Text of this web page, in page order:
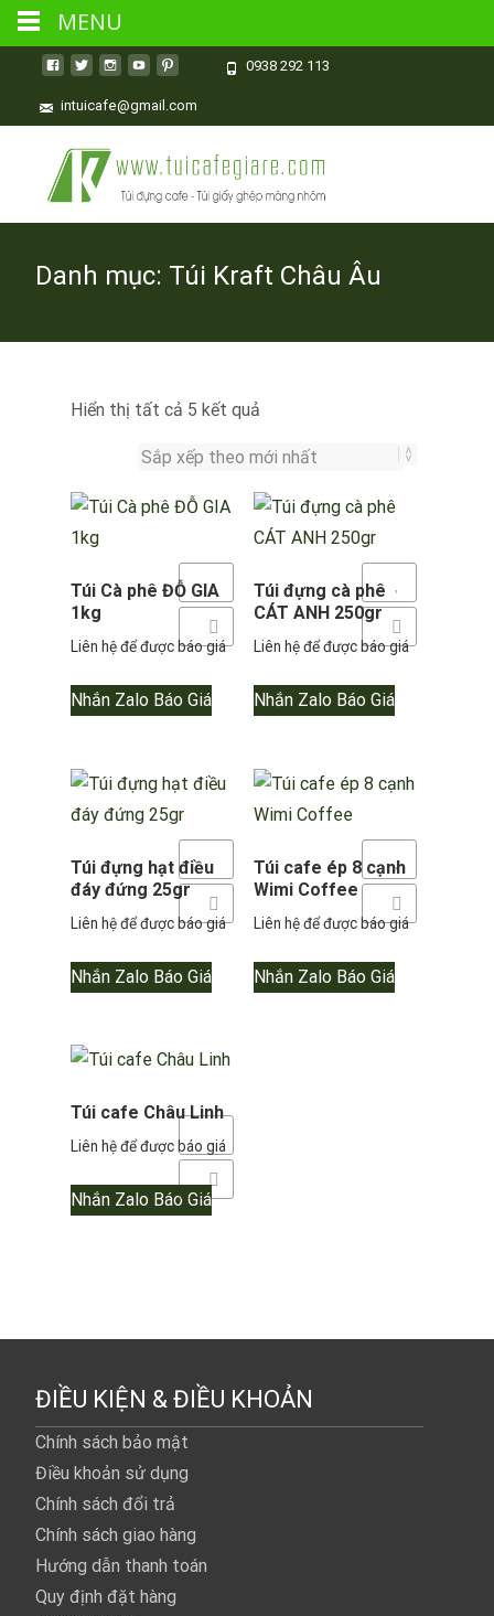
0938 292 113
intuicafe@gmail.com
Danh mục: Túi Kraft Châu Âu
Hiển thị tất cả 5 kết quả
xếp
theo
mới
Túi Cà phê ĐỖ GIA
1kg
Liên hệ để được báo giá
Nhắn Zalo Báo Giá
Yêu thích
Túi đựng cà phê
CÁT ANH 250gr
Liên hệ để được báo giá
Nhắn Zalo Báo Giá
Yêu thích
Túi đựng hạt điều
đáy đứng 25gr
Liên hệ để được báo giá
Nhắn Zalo Báo Giá
Yêu thích
Túi cafe ép 8 cạnh
Wimi Coffee
Liên hệ để được báo giá
Nhắn Zalo Báo Giá
Yêu thích
Túi cafe Châu Linh
Liên hệ để được báo giá
Nhắn Zalo Báo Giá
Thêm so sánh
Yêu thích
ĐIỀU KIỆN & ĐIỀU KHOẢN
Chính sách bảo mật
Điều khoản sử dụng
Chính sách đổi trả
Chính sách giao hàng
Hướng dẫn thanh toán
Quy định đặt hàng
MENU